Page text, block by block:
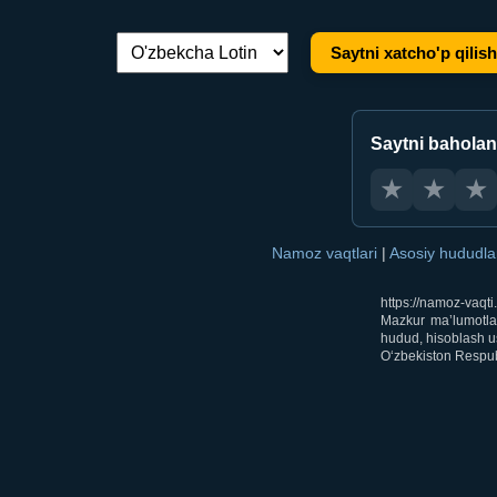
Tilni almashtirish: Saytni xatcho'p qilish
Saytni
★ ★ ★
Namoz vaqtlari | Asosiy
https://namoz-
Mazkur
hudud, hisoblash
O‘zbekiston